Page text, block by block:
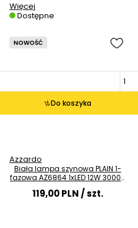
Więcej
Dostępne
Do koszyka
NOWOŚĆ
Azzardo
Biała lampa szynowa PLAIN 1-
fazowa AZ6864 1xLED 12W 3000K
podłużna
119,00 PLN/ szt.